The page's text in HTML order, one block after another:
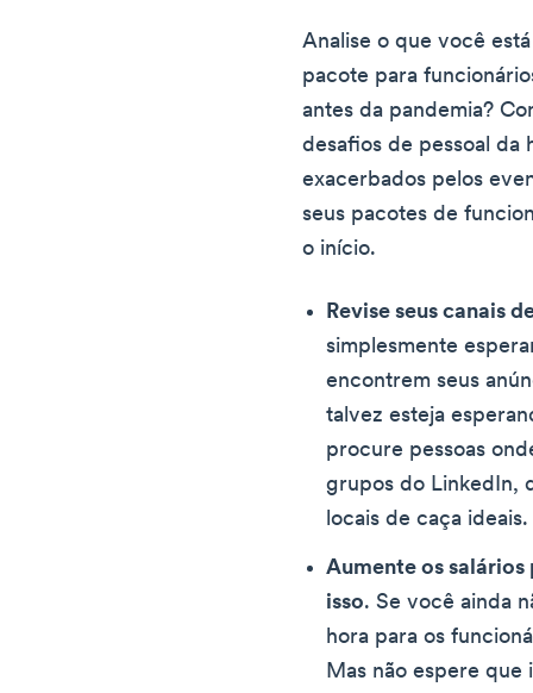
Analise o que você
pacote para
antes da pandemia?
desafios de pessoal da
exacerbados pelos
seus pacotes de
o início.
Revise seus canais
simplesmente
encontrem seus
talvez esteja
procure pessoas
grupos do LinkedIn,
locais de caça ideais.
Aumente os
isso. Se você ainda
hora para os
Mas não espere que